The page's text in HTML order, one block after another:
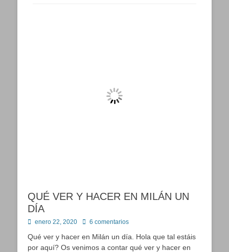
QUÉ VER Y HACER EN MILÁN UN
DÍA
Publicado
enero 22, 2020 6 comentarios
Qué ver y hacer en Milán un día. Hola que tal estáis
por aquí? Os venimos a contar qué ver y hacer en